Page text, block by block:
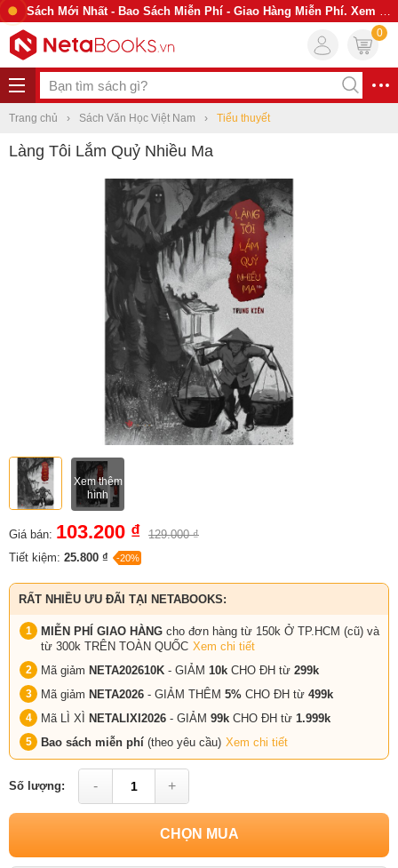
Sách Mới Nhất - Bao Sách Miễn Phí - Giao Hàng Miễn Phí. Xem Ngay
0
Trang chủ Sách Văn Học Việt Nam Tiểu thuyết
Làng Tôi Lắm Quỷ Nhiều Ma
Xem thêm
hình
Giá bán: 103.200 ₫ 129.000 ₫
Tiết kiệm: 25.800 ₫ -20%
RẤT NHIỀU ƯU ĐÃI TẠI NETABOOKS:
MIỄN PHÍ GIAO HÀNG cho đơn hàng từ 150k Ở TP.HCM (cũ) và
từ 300k TRÊN TOÀN QUỐC Xem chi tiết
Mã giảm NETA202610K - GIẢM 10k CHO ĐH từ 299k
Mã giảm NETA2026 - GIẢM THÊM 5% CHO ĐH từ 499k
Mã LÌ XÌ NETALIXI2026 - GIẢM 99k CHO ĐH từ 1.999k
Bao sách miễn phí (theo yêu cầu) Xem chi tiết
Số lượng: - +
CHỌN MUA